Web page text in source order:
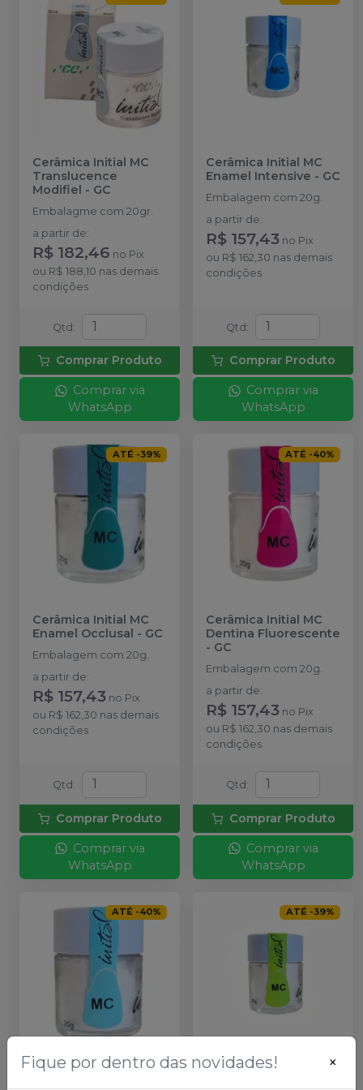
Cerâmica Initial MC
Translucence
Modifiel - GC
Embalagme com 20gr.
a partir de:
R$ 182,46 no Pix
ou R$ 188,10 nas demais
condições
Qtd:
Comprar Produto
Comprar via
WhatsApp
Cerâmica Initial MC
Enamel Intensive - GC
Embalagem com 20g.
a partir de:
R$ 157,43 no Pix
ou R$ 162,30 nas demais
condições
Qtd:
Comprar Produto
Comprar via
WhatsApp
ATÉ -39%
Cerâmica Initial MC
Enamel Occlusal - GC
Embalagem com 20g.
a partir de:
R$ 157,43 no Pix
ou R$ 162,30 nas demais
condições
Qtd :
Comprar Produto
Comprar via
WhatsApp
ATÉ -40%
Cerâmica Initial MC
Dentina Fluorescente
- GC
Embalagem com 20g.
a partir de:
R$ 157,43 no Pix
ou R$ 162,30 nas demais
condições
Qtd :
Comprar Produto
Comprar via
WhatsApp
ATÉ -40% ATÉ -39%
Fique por dentro das novidades! ×